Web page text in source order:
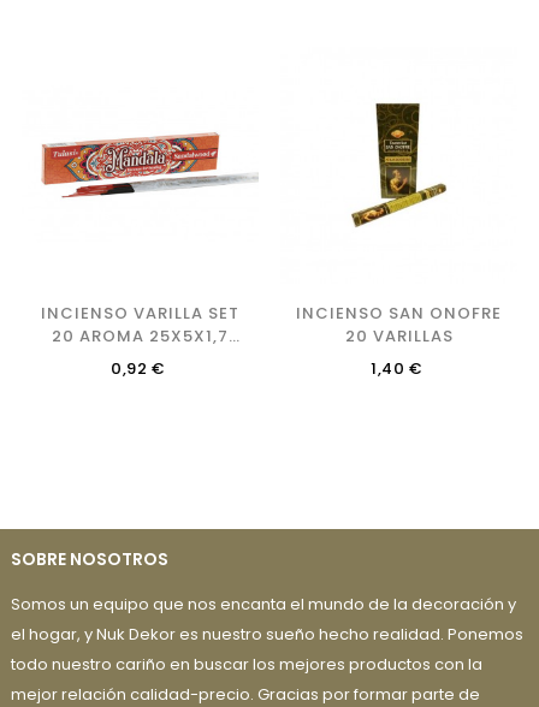
INCIENSO VARILLA SET
20 AROMA 25X5X1,7
25CM SANDALO
Precio
0,92 €
INCIENSO SAN ONOFRE
20 VARILLAS
Precio
1,40 €
SOBRE NOSOTROS
Somos un equipo que nos encanta el mundo de la decoración y
el hogar, y Nuk Dekor es nuestro sueño hecho realidad. Ponemos
todo nuestro cariño en buscar los mejores productos con la
mejor relación calidad-precio. Gracias por formar parte de